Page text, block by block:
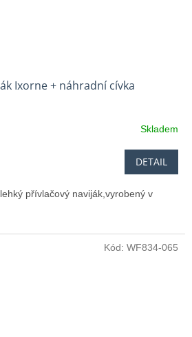
Ixorne + náhradní cívka
Skladem
DETAIL
přívlačový naviják,vyrobený v
Kód: WF834-065